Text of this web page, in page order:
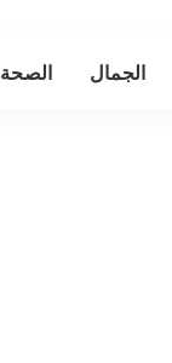
الجمال الصحة